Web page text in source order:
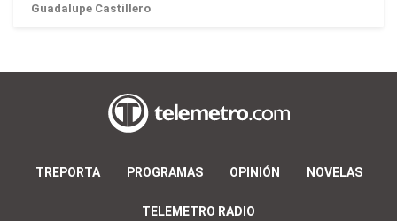
Guadalupe Castillero
TREPORTA PROGRAMAS OPINIÓN NOVELAS
TELEMETRO RADIO